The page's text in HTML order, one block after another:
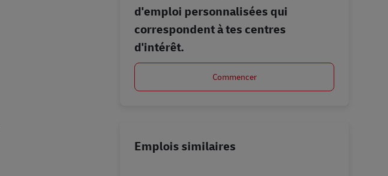
d'emploi personnalisées qui
correspondent à tes centres
d'intérêt.
Commencer
Emplois similaires